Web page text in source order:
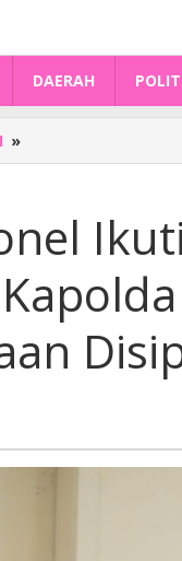
DAERAH
»
Personel
Pemulihan
Profesi,
Kapolda
Sulbar
Harap
Pembinaan
Disiplin